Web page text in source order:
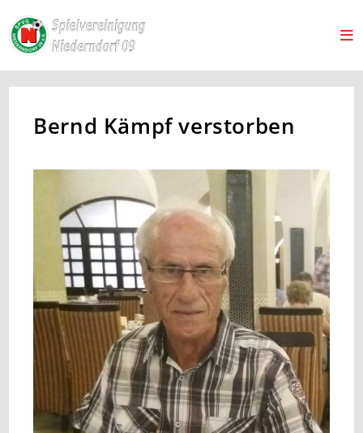
Bernd Kämpf verstorben